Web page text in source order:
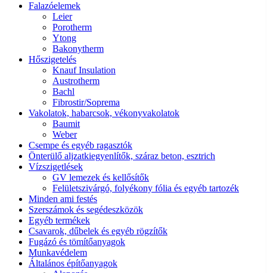
Falazóelemek
Leier
Porotherm
Ytong
Bakonytherm
Hőszigetelés
Knauf Insulation
Austrotherm
Bachl
Fibrostir/Soprema
Vakolatok, habarcsok, vékonyvakolatok
Baumit
Weber
Csempe és egyéb ragasztók
Önterülő aljzatkiegyenlítők, száraz beton, esztrich
Vízszigetlések
GV lemezek és kellősítők
Felületszivárgó, folyékony fólia és egyéb tartozék
Minden ami festés
Szerszámok és segédeszközök
Egyéb termékek
Csavarok, dűbelek és egyéb rögzítők
Fugázó és tömítőanyagok
Munkavédelem
Általános építőanyagok